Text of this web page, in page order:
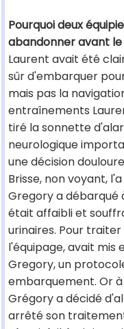
Pourquoi deux
abandonner avant
Laurent avait été
sûr d'embarquer
mais pas la
entraînements
tiré la sonnette
neurologique
une décision
Brisse, non voyant,
Gregory a débarqué
était affaibli et
urinaires. Pour
l'équipage, avait mis
Gregory, un
embarquement. Or
Grégory a décidé
arrêté son